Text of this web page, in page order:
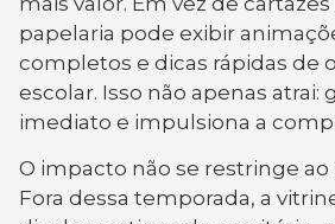
papelaria pode exibir
completos e dicas rápidas de
escolar. Isso não apenas atrai:
imediato e impulsiona a
O impacto não se restringe
Fora dessa temporada, a